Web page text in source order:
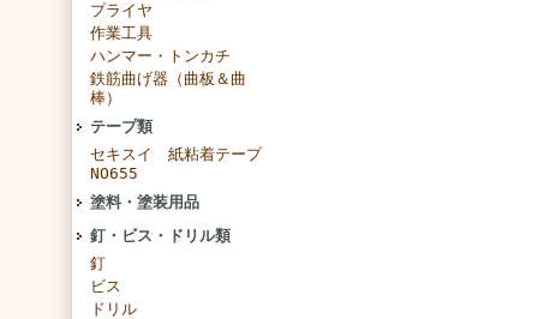
プライヤ
作業工具
ハンマー・トンカチ
鉄筋曲げ器（曲板＆曲
棒）
テープ類
セキスイ 紙粘着テープ
NO655
塗料・塗装用品
釘・ビス・ドリル類
釘
ビス
ドリル